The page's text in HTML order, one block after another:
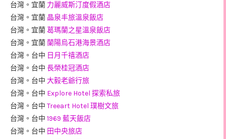
台灣。宜蘭 力麗威斯汀度假酒店
台灣。宜蘭 晶泉丰旅溫泉飯店
台灣。宜蘭葛瑪蘭之星溫泉飯店
台灣。宜蘭蘭陽烏石港海景酒店
台灣。台中 日月千禧酒店
台灣。台中 長榮桂冠酒店
台灣。台中 大毅老爺行旅
台灣。台中 Explore Hotel 探索私旅
台灣。台中 Treeart Hotel 璞樹文旅
台灣。台中 1969 藍天飯店
台灣。台中 田中央旅店